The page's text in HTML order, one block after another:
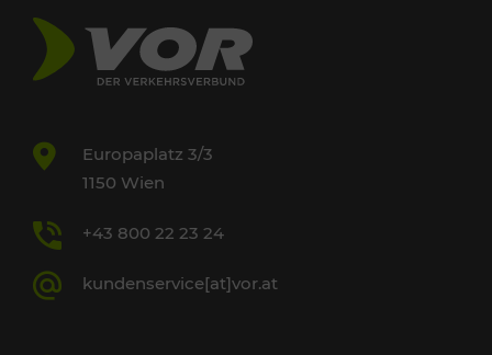
Europaplatz 3/3
1150 Wien
+43 800 22 23 24
kundenservice[at]vor.at